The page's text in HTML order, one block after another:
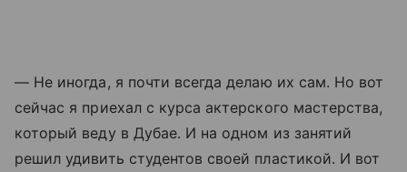
— Не иногда, я почти всегда делаю их сам. Но вот
сейчас я приехал с курса актерского мастерства,
который веду в Дубае. И на одном из занятий
решил удивить студентов своей пластикой. И вот